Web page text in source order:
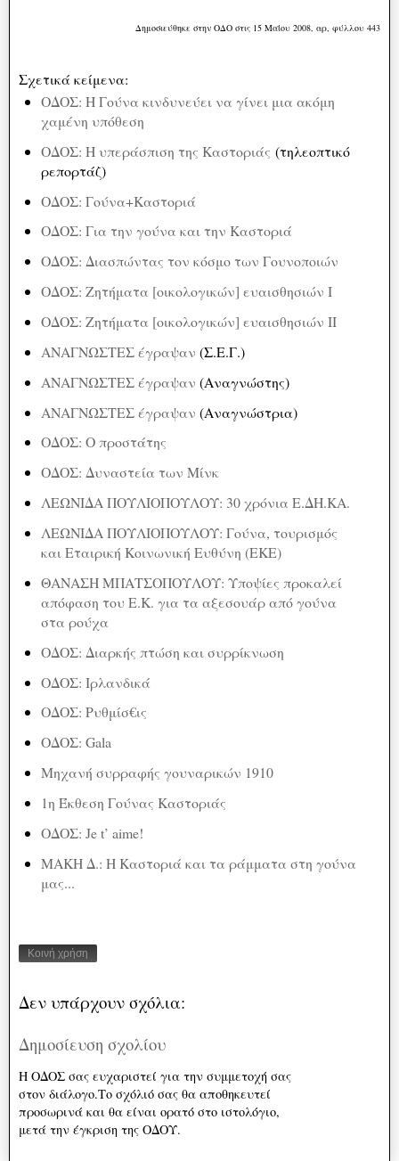
Δημοσιεύθηκε στην ΟΔΟ στις 15 Μαΐου 2008, αρ, φύλλου 443
Σχετικά κείμενα:
ΟΔΟΣ: Η Γούνα κινδυνεύει να γίνει μια ακόμη
χαμένη υπόθεση
ΟΔΟΣ: Η υπεράσπιση της Καστοριάς (τηλεοπτικό
ρεπορτάζ)
ΟΔΟΣ: Γούνα+Καστοριά
ΟΔΟΣ: Για την γούνα και την Καστοριά
ΟΔΟΣ: Διασπώντας τον κόσμο των Γουνοποιών
ΟΔΟΣ: Ζητήματα [οικολογικών] ευαισθησιών Ι
ΟΔΟΣ: Ζητήματα [οικολογικών] ευαισθησιών ΙΙ
ΑΝΑΓΝΩΣΤΕΣ έγραψαν (Σ.Ε.Γ.)
ΑΝΑΓΝΩΣΤΕΣ έγραψαν (Αναγνώστης)
ΑΝΑΓΝΩΣΤΕΣ έγραψαν (Αναγνώστρια)
ΟΔΟΣ: Ο προστάτης
ΟΔΟΣ: Δυναστεία των Μίνκ
ΛΕΩΝΙΔΑ ΠΟΥΛΙΟΠΟΥΛΟΥ: 30 χρόνια Ε.ΔΗ.ΚΑ.
ΛΕΩΝΙΔΑ ΠΟΥΛΙΟΠΟΥΛΟΥ: Γούνα, τουρισμός
και Εταιρική Κοινωνική Ευθύνη (ΕΚΕ)
ΘΑΝΑΣΗ ΜΠΑΤΣΟΠΟΥΛΟΥ: Υποψίες προκαλεί
απόφαση του Ε.Κ. για τα αξεσουάρ από γούνα
στα ρούχα
ΟΔΟΣ: Διαρκής πτώση και συρρίκνωση
ΟΔΟΣ: Ιρλανδικά
ΟΔΟΣ: Ρυθμίσ€ις
ΟΔΟΣ: Gala
Μηχανή συρραφής γουναρικών 1910
1η Έκθεση Γούνας Καστοριάς
ΟΔΟΣ: Je t’ aime!
ΜΑΚΗ Δ.: Η Καστοριά και τα ράμματα στη γούνα
μας...
Κοινή χρήση
Δεν υπάρχουν σχόλια:
Δημοσίευση σχολίου
Η ΟΔΟΣ σας ευχαριστεί για την συμμετοχή σας
στον διάλογο.Το σχόλιό σας θα αποθηκευτεί
προσωρινά και θα είναι ορατό στο ιστολόγιο,
μετά την έγκριση της ΟΔΟΥ.